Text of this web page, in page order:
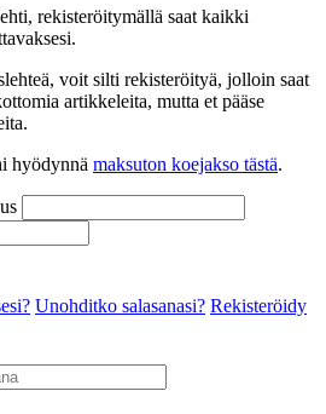
rekisteröitymällä saat kaikki
voit silti rekisteröityä, jolloin saat
artikkeleita, mutta et pääse
hyödynnä maksuton koejakso tästä.
Unohditko salasanasi? Rekisteröidy